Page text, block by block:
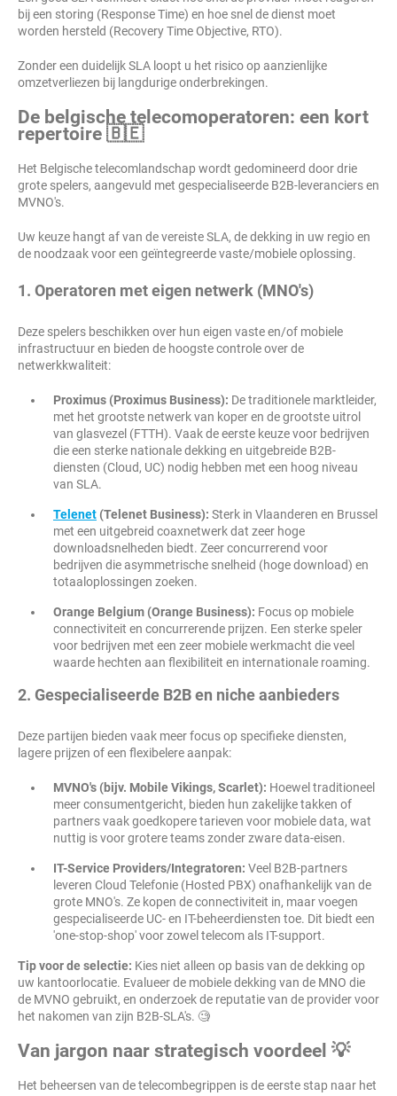
bij een storing (Response Time) en hoe snel de dienst moet
worden hersteld (Recovery Time Objective, RTO).
Zonder een duidelijk SLA loopt u het risico op aanzienlijke
omzetverliezen bij langdurige onderbrekingen.
De belgische telecomoperatoren: een kort
repertoire 🇧🇪
Het Belgische telecomlandschap wordt gedomineerd door drie
grote spelers, aangevuld met gespecialiseerde B2B-leveranciers en
MVNO's.
Uw keuze hangt af van de vereiste SLA, de dekking in uw regio en
de noodzaak voor een geïntegreerde vaste/mobiele oplossing.
1. Operatoren met eigen netwerk (MNO's)
Deze spelers beschikken over hun eigen vaste en/of mobiele
infrastructuur en bieden de hoogste controle over de
netwerkkwaliteit:
Proximus (Proximus Business): De traditionele marktleider,
met het grootste netwerk van koper en de grootste uitrol
van glasvezel (FTTH). Vaak de eerste keuze voor bedrijven
die een sterke nationale dekking en uitgebreide B2B-
diensten (Cloud, UC) nodig hebben met een hoog niveau
van SLA.
Telenet (Telenet Business): Sterk in Vlaanderen en Brussel
met een uitgebreid coaxnetwerk dat zeer hoge
downloadsnelheden biedt. Zeer concurrerend voor
bedrijven die asymmetrische snelheid (hoge download) en
totaaloplossingen zoeken.
Orange Belgium (Orange Business): Focus op mobiele
connectiviteit en concurrerende prijzen. Een sterke speler
voor bedrijven met een zeer mobiele werkmacht die veel
waarde hechten aan flexibiliteit en internationale roaming.
2. Gespecialiseerde B2B en niche aanbieders
Deze partijen bieden vaak meer focus op specifieke diensten,
lagere prijzen of een flexibelere aanpak:
MVNO's (bijv. Mobile Vikings, Scarlet): Hoewel traditioneel
meer consumentgericht, bieden hun zakelijke takken of
partners vaak goedkopere tarieven voor mobiele data, wat
nuttig is voor grotere teams zonder zware data-eisen.
IT-Service Providers/Integratoren: Veel B2B-partners
leveren Cloud Telefonie (Hosted PBX) onafhankelijk van de
grote MNO's. Ze kopen de connectiviteit in, maar voegen
gespecialiseerde UC- en IT-beheerdiensten toe. Dit biedt een
'one-stop-shop' voor zowel telecom als IT-support.
Tip voor de selectie: Kies niet alleen op basis van de dekking op
uw kantoorlocatie. Evalueer de mobiele dekking van de MNO die
de MVNO gebruikt, en onderzoek de reputatie van de provider voor
het nakomen van zijn B2B-SLA's. 🧐
Van jargon naar strategisch voordeel 💡
Het beheersen van de telecombegrippen is de eerste stap naar het